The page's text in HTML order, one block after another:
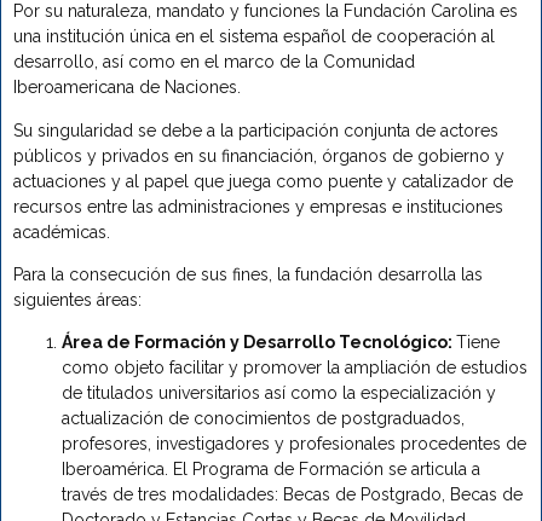
Por su naturaleza, mandato y funciones la Fundación Carolina es
una institución única en el sistema español de cooperación al
desarrollo, así como en el marco de la Comunidad
Iberoamericana de Naciones.
Su singularidad se debe a la participación conjunta de actores
públicos y privados en su financiación, órganos de gobierno y
actuaciones y al papel que juega como puente y catalizador de
recursos entre las administraciones y empresas e instituciones
académicas.
Para la consecución de sus fines, la fundación desarrolla las
siguientes áreas:
Área de Formación y Desarrollo Tecnológico: Tiene
como objeto facilitar y promover la ampliación de estudios
de titulados universitarios así como la especialización y
actualización de conocimientos de postgraduados,
profesores, investigadores y profesionales procedentes de
Iberoamérica. El Programa de Formación se articula a
través de tres modalidades: Becas de Postgrado, Becas de